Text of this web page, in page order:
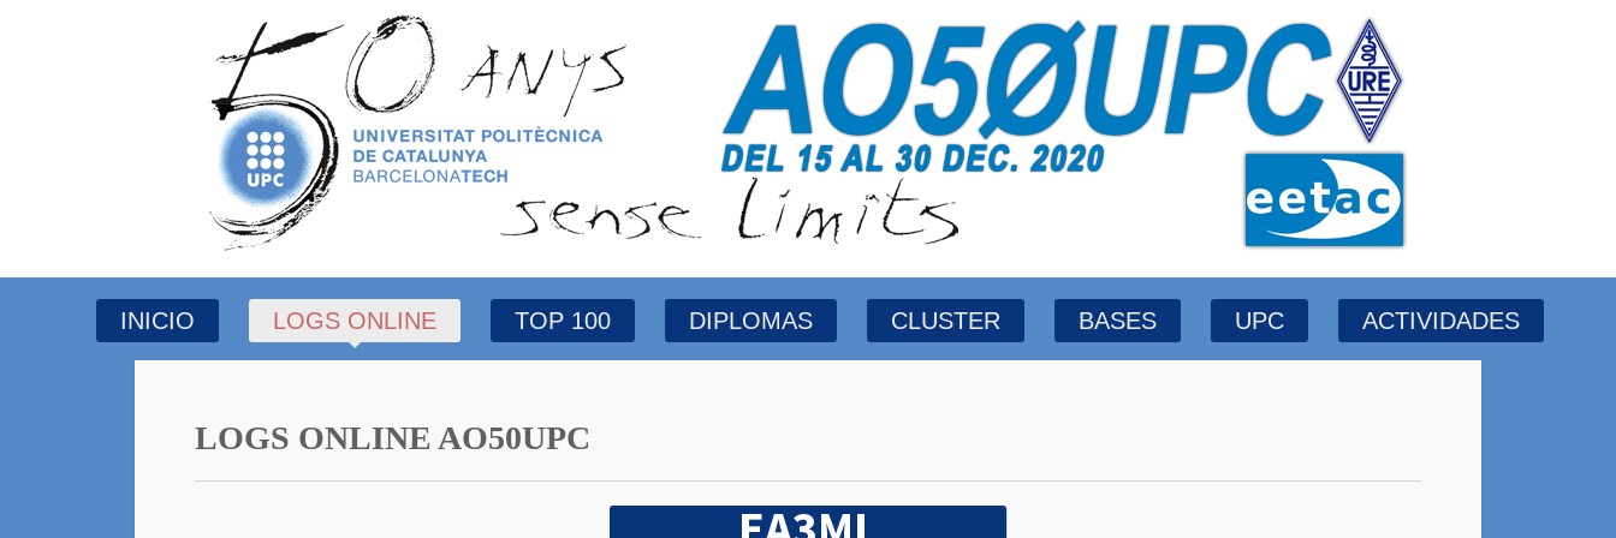
INICIO LOGS ONLINE TOP 100 DIPLOMAS CLUSTER BASES UPC ACTIVIDADES
LOGS ONLINE AO50UPC